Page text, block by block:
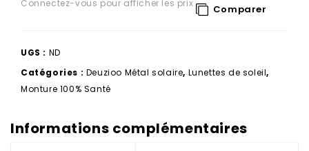
Connectez-vous pour afficher les prix Comparer
UGS : ND
Catégories : Deuzioo Métal solaire, Lunettes de soleil,
Monture 100% Santé
Informations complémentaires